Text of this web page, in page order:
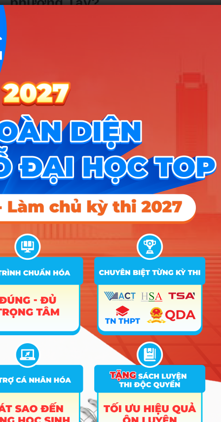
ngày, đối mặt với sự cô đơn và những cơn
đau cơ tay, vai để hoàn thiện kỹ thuật.
Tâm hồn nhạy cảm:Khả năng thấu cảm và
rung động trước cái đẹp là bắt buộc để bạn
có thể thổi hồn vào bản nhạc chứ không phải
là một “cỗ máy” phát ra âm thanh.
Bản lĩnh sân khấu:Bạn cần một cái đầu lạnh
để giữ bình tĩnh trước đám đông, xử lý tốt
các sự cố ngoài ý muốn ngay khi đang biểu
diễn dưới ánh đèn sân khấu.
Cơ hội việc làm & Mức
lương tham khảo
Thị trường lao động hiện nay đang rất “khát” những
nghệ sĩ có tay nghề thực chất và tư duy hiện đại, dù
nhu cầu tuyển dụng vào các biên chế nhà nước có
phần bão hòa. Sinh viên ra trường thường đảm nhận
các vị trí:
Nghệ sĩ biểu diễn tự do hoặc trong dàn
nhạc:
Biểu diễn tại các sự kiện, phòng trà
cao cấp, thu âm cho các dự án giải trí hoặc
tham gia dàn nhạc giao hưởng – Mức lương
khởi điểm tham khảo: 10 – 18 triệu/tháng (tùy
vào tần suất show diễn).
Giảng viên nhạc cụ:Dạy tại các trung tâm